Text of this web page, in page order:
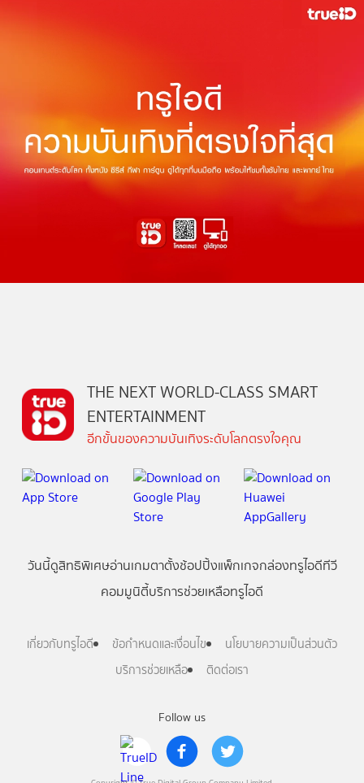
Follow us
THE NEXT WORLD-CLASS SMART
ENTERTAINMENT
อีกขั้นของความบันเทิงระดับโลกตรงใจคุณ
วันนี้ดูสิทธิพิเศษอ่านเกมตาตั้งช้อปปิ้งแพ็กเกจกล่องทรูไอดีทีวี
คอมมูนิตี้บริการช่วยเหลือทรูไอดี
เกี่ยวกับทรูไอดี ข้อกำหนดและเงื่อนไข
นโยบายความเป็นส่วนตัว
บริการช่วยเหลือ
ติดต่อเรา